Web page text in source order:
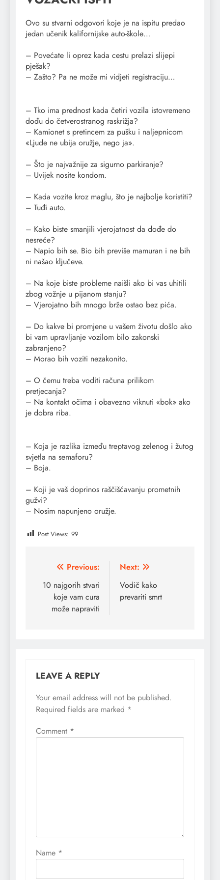
Ovo su stvarni odgovori koje je na ispitu predao
jedan učenik kalifornijske auto-škole…
– Povećate li oprez kada cestu prelazi slijepi
pješak?
– Zašto? Pa ne može mi vidjeti registraciju…
– Tko ima prednost kada četiri vozila istovremeno
dođu do četverostranog raskrižja?
– Kamionet s pretincem za pušku i naljepnicom
«Ljude ne ubija oružje, nego ja».
– Što je najvažnije za sigurno parkiranje?
– Uvijek nosite kondom.
– Kada vozite kroz maglu, što je najbolje koristiti?
– Tuđi auto.
– Kako biste smanjili vjerojatnost da dođe do
nesreće?
– Napio bih se. Bio bih previše mamuran i ne bih
ni našao ključeve.
– Na koje biste probleme naišli ako bi vas uhitili
zbog vožnje u pijanom stanju?
– Vjerojatno bih mnogo brže ostao bez pića.
– Do kakve bi promjene u vašem životu došlo ako
bi vam upravljanje vozilom bilo zakonski
zabranjeno?
– Morao bih voziti nezakonito.
– O čemu treba voditi računa prilikom
pretjecanja?
– Na kontakt očima i obavezno viknuti «bok» ako
je dobra riba.
– Koja je razlika između treptavog zelenog i žutog
svjetla na semaforu?
– Boja.
– Koji je vaš doprinos raščišćavanju prometnih
gužvi?
– Nosim napunjeno oružje.
Post Views: 99
Post
navigation
Previous:
10 najgorih stvari
koje vam cura
može napraviti
Next:
Vodič kako
prevariti smrt
LEAVE A REPLY
Your email address will not be published.
Required fields are marked *
Comment *
Name *